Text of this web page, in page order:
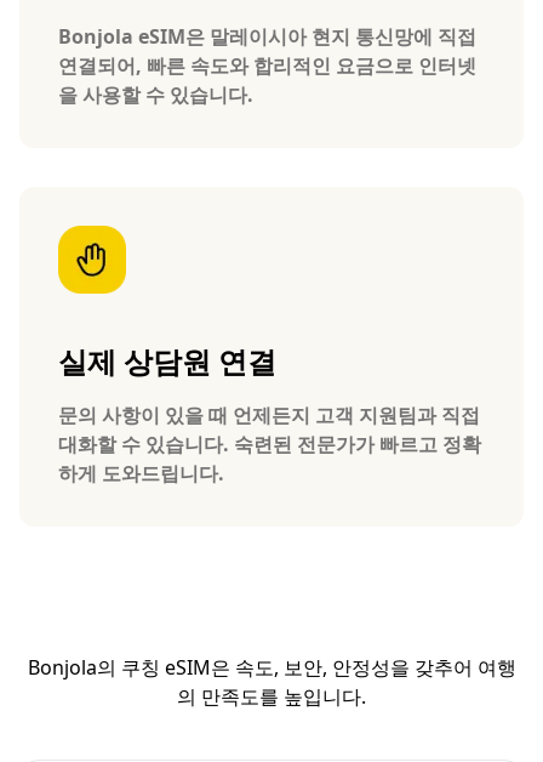
Bonjola eSIM은 말레이시아 현지 통신망에 직접
연결되어, 빠른 속도와 합리적인 요금으로 인터넷
을 사용할 수 있습니다.
실제 상담원 연결
문의 사항이 있을 때 언제든지 고객 지원팀과 직접
대화할 수 있습니다. 숙련된 전문가가 빠르고 정확
하게 도와드립니다.
Bonjola의 쿠칭 eSIM은 속도, 보안, 안정성을 갖추어 여행
의 만족도를 높입니다.